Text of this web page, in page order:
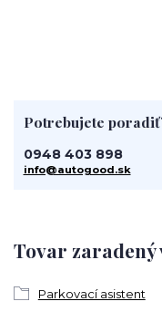
Tovar
Parkovací asistent
Potrebujete
0948 403 898
info@autogood.sk